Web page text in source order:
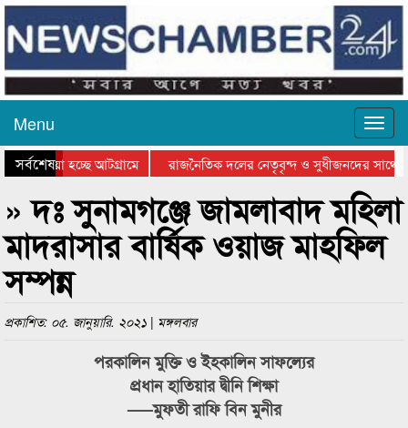
Menu
সর্বশেষ
যাওয়া হচ্ছে আটগ্রামে
রাজনৈতিক দলের নেতৃবৃন্দ ও সুধীজনদের সাথে
সিলেটে বাংলাদেশ গ্রুপ থিয়েটার
» দঃ সুনামগঞ্জে জামলাবাদ মহিলা
মাদরাসার বার্ষিক ওয়াজ মাহফিল
সম্পন্ন
প্রকাশিত: ০৫. জানুয়ারি. ২০২১ | মঙ্গলবার
পরকালিন মুক্তি ও ইহকালিন সাফল্যের
প্রধান হাতিয়ার দ্বীনি শিক্ষা
—–মুফতী রাফি বিন মুনীর